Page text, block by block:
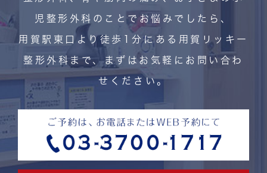
児整形外科のことでお悩みでしたら、
用賀駅東口より徒歩1分にある用賀リッキー
整形外科まで、まずはお気軽にお問い合わ
せください。